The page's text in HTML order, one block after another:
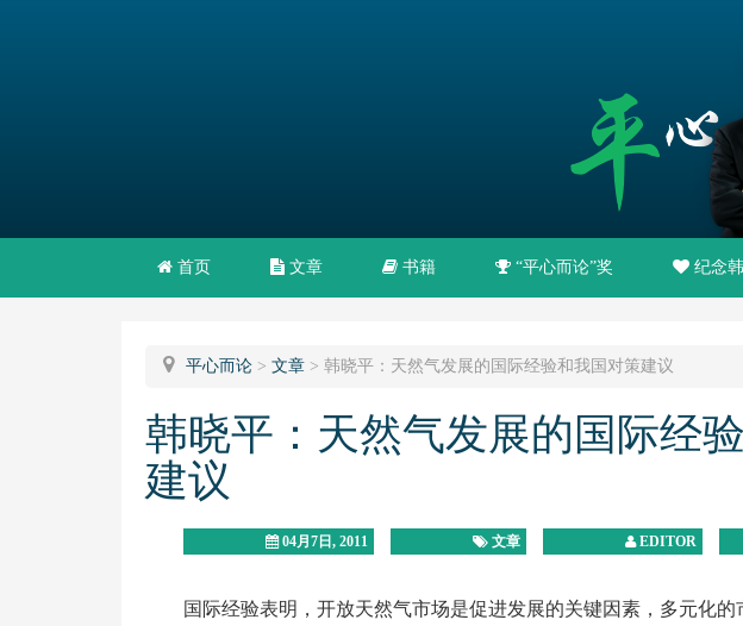
首页 文章 书籍 “平心而论”奖 纪念
平心而论 >文章 >韩晓平：天然气发展的国际经验和我国对策建议
韩晓平：天然气发展的国际经
建议
04月7日, 2011 文章 EDITOR
国际经验表明，开放天然气市场是促进发展的关键因素，多元化